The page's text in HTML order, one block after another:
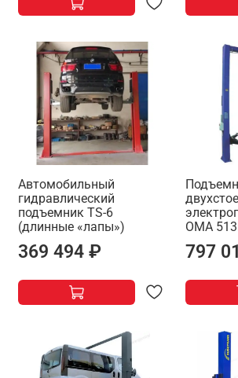
Автомобильный
гидравлический
подъемник TS-6
(длинные «лапы»)
369 494 ₽
OMA
797